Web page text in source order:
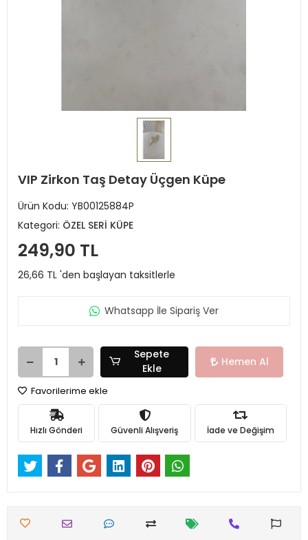
VIP Zirkon Taş Detay Üçgen Küpe
Ürün Kodu: YB00125884P
Kategori: ÖZEL SERİ KÜPE
249,90 TL
26,66 TL 'den başlayan taksitlerle
Whatsapp İle Sipariş Ver
Sepete
Ekle
Hemen Al
Favorilerime ekle
Hızlı Gönderi Güvenli Alışveriş İade ve Değişim